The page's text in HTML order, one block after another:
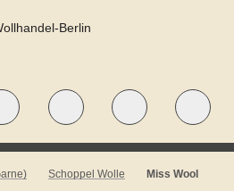
Schoppel Wolle Miss Wool